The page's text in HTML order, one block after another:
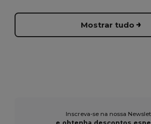
Mostrar tudo
Inscreva-se na nossa